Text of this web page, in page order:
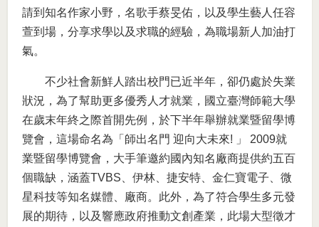
請到知名作家小野，名歌手蔡旻佑，以及學生藝人任容
萱到場，分享求學以及求職的經驗，為職場新人加油打
氣。
不少社會新鮮人踏出校門已近半年，卻仍處於失業
狀況，為了幫助更多優秀人才就業，國立臺灣師範大學
在歲末年終之際首開先例，於下半年舉辦就業暨留學博
覽會，這場命名為「師出名門 迎向大未來! 」 2009就
業暨留學博覽會，大手筆邀約國內知名廠商提供約五百
個職缺，涵蓋TVBS、伊林、捷安特、金仁寶電子、微
星科技等知名媒體、廠商。此外，為了符合學生多元發
展的期待，以及響應政府推動文創產業，此場大型徵才